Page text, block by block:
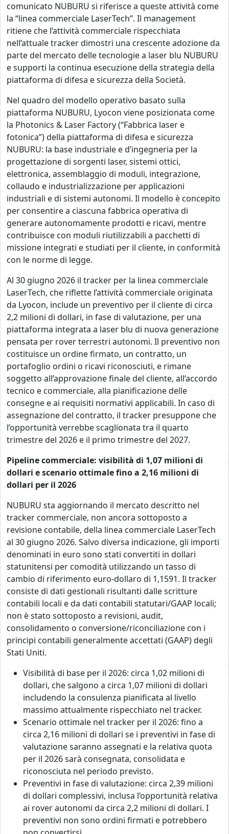
comunicato NUBURU si riferisce a queste attività come
la “linea commerciale LaserTech”. Il management
ritiene che l’attività commerciale rispecchiata
nell’attuale tracker dimostri una crescente adozione da
parte del mercato delle tecnologie a laser blu NUBURU
e supporti la continua esecuzione della strategia della
piattaforma di difesa e sicurezza della Società.
Nel quadro del modello operativo basato sulla
piattaforma NUBURU, Lyocon viene posizionata come
la Photonics & Laser Factory (“Fabbrica laser e
fotonica”) della piattaforma di difesa e sicurezza
NUBURU: la base industriale e d’ingegneria per la
progettazione di sorgenti laser, sistemi ottici,
elettronica, assemblaggio di moduli, integrazione,
collaudo e industrializzazione per applicazioni
industriali e di sistemi autonomi. Il modello è concepito
per consentire a ciascuna fabbrica operativa di
generare autonomamente prodotti e ricavi, mentre
contribuisce con moduli riutilizzabili a pacchetti di
missione integrati e studiati per il cliente, in conformità
con le norme di legge.
Al 30 giugno 2026 il tracker per la linea commerciale
LaserTech, che riflette l’attività commerciale originata
da Lyocon, include un preventivo per il cliente di circa
2,2 milioni di dollari, in fase di valutazione, per una
piattaforma integrata a laser blu di nuova generazione
pensata per rover terrestri autonomi. Il preventivo non
costituisce un ordine firmato, un contratto, un
portafoglio ordini o ricavi riconosciuti, e rimane
soggetto all’approvazione finale del cliente, all’accordo
tecnico e commerciale, alla pianificazione delle
consegne e ai requisiti normativi applicabili. In caso di
assegnazione del contratto, il tracker presuppone che
l’opportunità verrebbe scaglionata tra il quarto
trimestre del 2026 e il primo trimestre del 2027.
Pipeline commerciale: visibilità di 1,07 milioni di
dollari e scenario ottimale fino a 2,16 milioni di
dollari per il 2026
NUBURU sta aggiornando il mercato descritto nel
tracker commerciale, non ancora sottoposto a
revisione contabile, della linea commerciale LaserTech
al 30 giugno 2026. Salvo diversa indicazione, gli importi
denominati in euro sono stati convertiti in dollari
statunitensi per comodità utilizzando un tasso di
cambio di riferimento euro-dollaro di 1,1591. Il tracker
consiste di dati gestionali risultanti dalle scritture
contabili locali e da dati contabili statutari/GAAP locali;
non è stato sottoposto a revisioni, audit,
consolidamento o conversione/riconciliazione con i
principi contabili generalmente accettati (GAAP) degli
Stati Uniti.
Visibilità di base per il 2026: circa 1,02 milioni di
dollari, che salgono a circa 1,07 milioni di dollari
includendo la consulenza pianificata al livello
massimo attualmente rispecchiato nel tracker.
Scenario ottimale nel tracker per il 2026: fino a
circa 2,16 milioni di dollari se i preventivi in fase di
valutazione saranno assegnati e la relativa quota
per il 2026 sarà consegnata, consolidata e
riconosciuta nel periodo previsto.
Preventivi in fase di valutazione: circa 2,39 milioni
di dollari complessivi, inclusa l’opportunità relativa
ai rover autonomi da circa 2,2 milioni di dollari. I
preventivi non sono ordini firmati e potrebbero